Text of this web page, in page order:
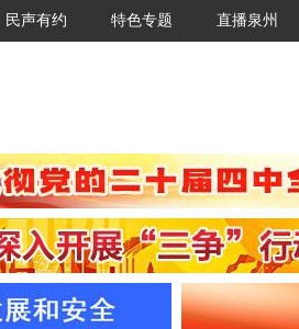
民声有约 特色专题 直播泉州